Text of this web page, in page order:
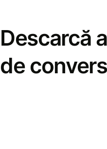
Descarcă
de